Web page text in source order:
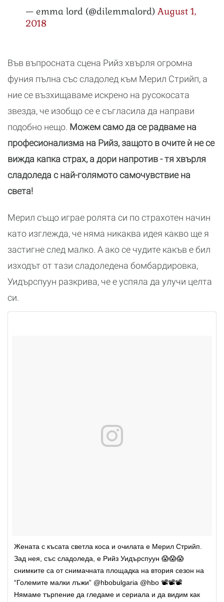
— emma lord (@dilemmalord)August 1,
2018
Във въпросната сцена Рийз хвърля огромна
фуния пълна със сладолед към Мерил Стрийп, а
ние се възхищаваме искрено на русокосата
звезда, че изобщо се е съгласила да направи
подобно нещо. Можем само да се радваме на
професионализма на Рийз, защото в очите ѝ не се
вижда капка страх, а дори напротив - тя хвърля
сладоледа с най-голямото самочувствие на
света!
Мерил също играе ролята си по страхотен начин
като изглежда, че няма никаква идея какво ще я
застигне след малко. А ако се чудите какъв е бил
изходът от тази сладоледена бомбардировка,
Уидърспуун разкрива, че е успяла да улучи целта
си.
Жената с късата светла коса и очилата е Мерил Стрийп.
Зад нея, със сладоледа, е Рийз Уидърспуун 😱😱😱
снимките са от снимачната площадка на втория сезон на
“Големите малки лъжи” @hbobulgaria @hbo 📽📽📽
Нямаме търпение да гледаме и сериала и да видим как